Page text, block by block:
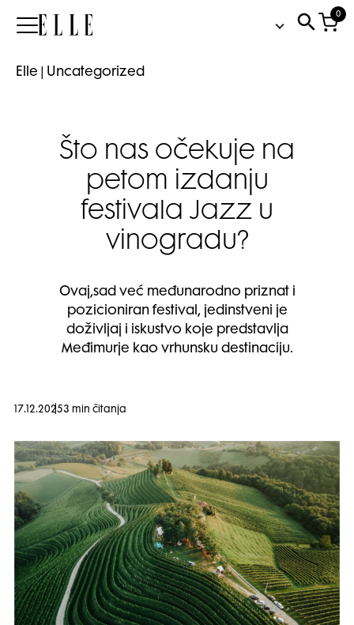
Elle
0
Elle Uncategorized
Što nas očekuje na
petom izdanju
festivala Jazz u
vinogradu?
Ovaj,sad već međunarodno priznat i
pozicioniran festival, jedinstveni je
doživljaj i iskustvo koje predstavlja
Međimurje kao vrhunsku destinaciju.
17.12.20253 min čitanja